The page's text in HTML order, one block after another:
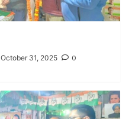
October 31, 2025 0